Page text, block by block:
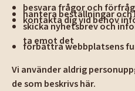
besvara frågor och
hantera beställningar
kontakta dig vid behov
skicka nyhetsbrev och
ta emot det
förbättra webbplatsens
Vi använder aldrig
de som beskrivs här.